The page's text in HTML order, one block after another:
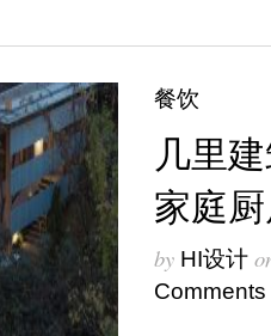
餐饮
几里
家庭
by HI设计
Comments